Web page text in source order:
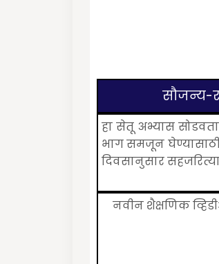
सौजन्य-
हा सेतू अभ्यास
भाग समजून
दिवसानुसार
नवीन शैक्षणिक